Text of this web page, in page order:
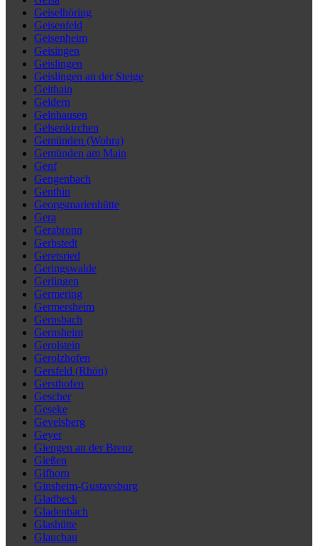
Geiselhöring
Geisenfeld
Geisenheim
Geisingen
Geislingen
Geislingen an der Steige
Geithain
Geldern
Gelnhausen
Gelsenkirchen
Gemünden (Wohra)
Gemünden am Main
Genf
Gengenbach
Genthin
Georgsmarienhütte
Gera
Gerabronn
Gerbstedt
Geretsried
Geringswalde
Gerlingen
Germering
Germersheim
Gernsbach
Gernsheim
Gerolstein
Gerolzhofen
Gersfeld (Rhön)
Gersthofen
Gescher
Geseke
Gevelsberg
Geyer
Giengen an der Brenz
Gießen
Gifhorn
Ginsheim-Gustavsburg
Gladbeck
Gladenbach
Glashütte
Glauchau